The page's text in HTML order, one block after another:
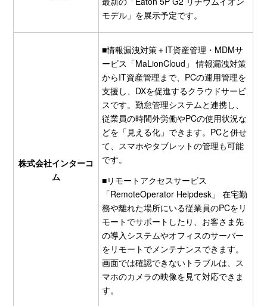
モデル」を展示予定です。
株式会社インターコ
ム
■情報漏洩対策＋IT資産管理・MDMサ
ービス「MaLionCloud」 情報漏洩対策
からIT資産管理まで、PCの運用管理を
支援し、DXを促進するクラウドサービ
スです。勤怠管理システムと連携し、
従業員の時間外労働やPCの使用状況な
どを「見える化」できます。PCと併せ
て、スマホやタブレットの管理も可能
です。
■リモートアクセスサービス
「RemoteOperator Helpdesk」 在宅勤
務や離れた場所にいる従業員のPCをリ
モートでサポートしたり、お客さま先
の導入システムやオフィスのサーバー
をリモートでメンテナンスできます。
画面では確認できないトラブルは、ス
マホのカメラの映像を見て対応できま
す。